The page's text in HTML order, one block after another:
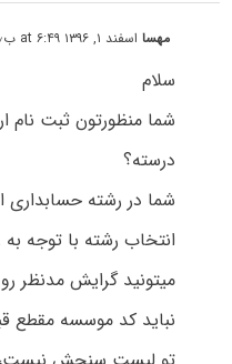
مهسااسفند ۱, ۱۳۹۶ at ۶:۴۹ ب٫ظ
سلام
شما منظورتون ثبت
درسته؟
شما در رشته حسابداری
انتخاب رشته با توجه
میتونید گرایش مدنظر
نباید کد موسسه مقطع